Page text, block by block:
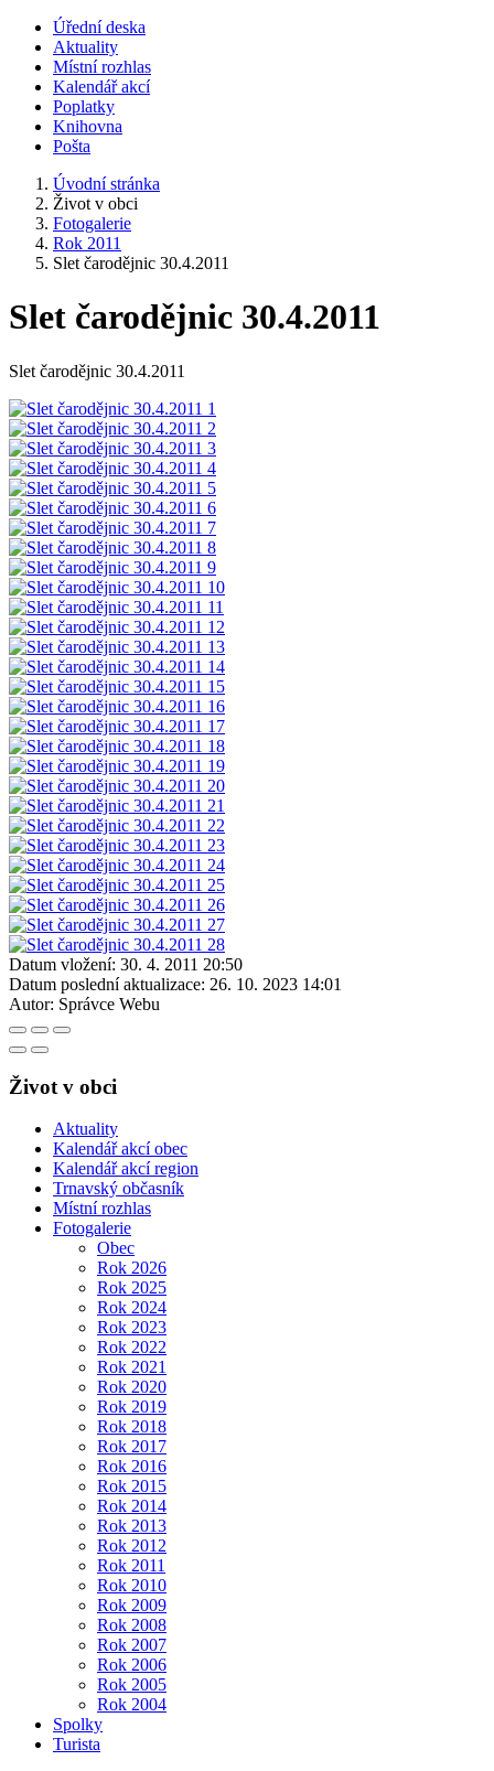
Úřední deska
Aktuality
Místní rozhlas
Kalendář akcí
Poplatky
Knihovna
Pošta
Úvodní stránka
Život v obci
Fotogalerie
Rok 2011
Slet čarodějnic 30.4.2011
Slet čarodějnic 30.4.2011
Slet čarodějnic 30.4.2011
Datum vložení: 30. 4. 2011 20:50
Datum poslední aktualizace: 26. 10. 2023 14:01
Autor: Správce Webu
Život v obci
Aktuality
Kalendář akcí obec
Kalendář akcí region
Trnavský občasník
Místní rozhlas
Fotogalerie
Obec
Rok 2026
Rok 2025
Rok 2024
Rok 2023
Rok 2022
Rok 2021
Rok 2020
Rok 2019
Rok 2018
Rok 2017
Rok 2016
Rok 2015
Rok 2014
Rok 2013
Rok 2012
Rok 2011
Rok 2010
Rok 2009
Rok 2008
Rok 2007
Rok 2006
Rok 2005
Rok 2004
Spolky
Turista